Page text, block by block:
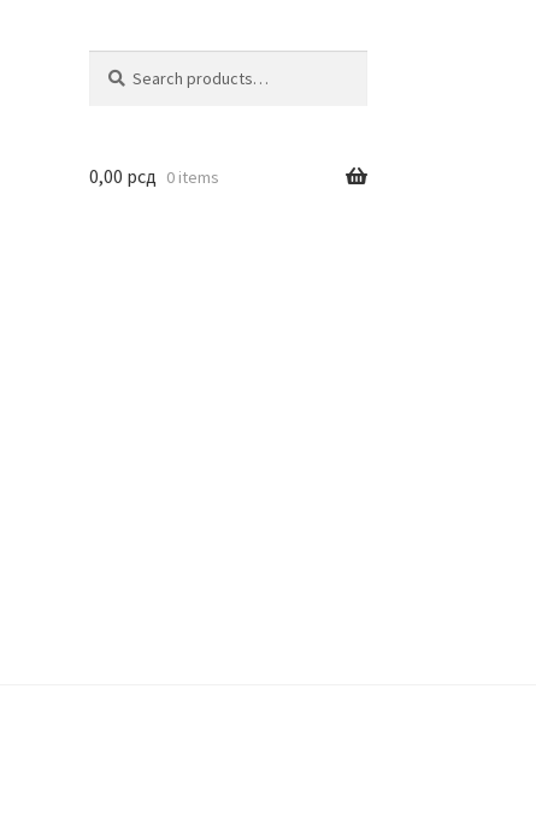
for:
0,00 рсд 0 items